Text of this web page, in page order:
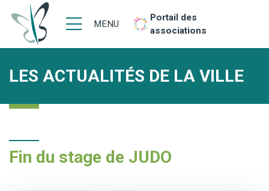
MENU
Portail des
associations
LES ACTUALITÉS DE LA VILLE
Fin du stage de JUDO